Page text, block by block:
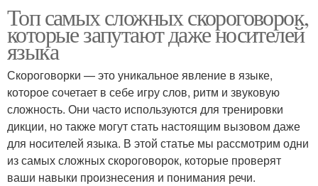
Топ самых сложных скороговорок,
которые запутают даже носителей
языка
Скороговорки — это уникальное явление в языке,
которое сочетает в себе игру слов, ритм и звуковую
сложность. Они часто используются для тренировки
дикции, но также могут стать настоящим вызовом даже
для носителей языка. В этой статье мы рассмотрим одни
из самых сложных скороговорок, которые проверят
ваши навыки произнесения и понимания речи.